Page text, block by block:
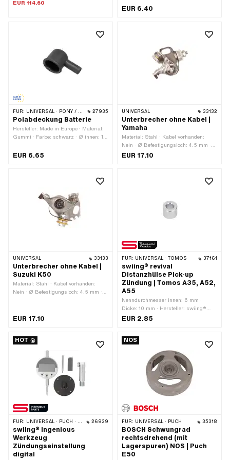
EUR 114.60
EUR 6.40
FÜR: UNIVERSAL · PONY / CILO (BETA 521 & 512) · TOMOS 27935
Polabdeckung Batterie
Hersteller: Made in Europe · Material:
Gummi · Farbe: schwarz · Ø innen: 16
mm · Tomos OEM-Nr.: 230886
EUR 6.65
UNIVERSAL 33132
Unterbrecher ohne Kabel |
Yamaha
Material: Stahl · Kabel vorhanden:
Nein · Ø Befestigungsloch: 4.5 mm ·
Ø Achse: 4 mm · Anzahl
EUR 17.10
UNIVERSAL 33133
Unterbrecher ohne Kabel |
Suzuki K50
Material: Stahl · Kabel vorhanden:
Nein · Ø Befestigungsloch: 4.5 mm ·
Anwendungsbereich: Standard
EUR 17.10
FÜR: UNIVERSAL · TOMOS 37161
swiing® revival
Distanzhülse Pick-up
Zündung | Tomos A35, A52,
A55
Nenndurchmesser innen: 6 mm ·
Dicke: 10 mm · Hersteller: swiing®
revival parts · Material: Stahl · Ø
Oberfläche: verzinkt (blau) ·
Gewindegrösse: M6 · Anzahl
Bestandteile: 1 Stk. · Tomos OEM-Nr.:
EUR 2.85
HOT
FÜR: UNIVERSAL · PUCH · SACHS · ZÜNDAPP BELMONDO · SOLEX · TOMOS · BYE BIKE 26939
swiing® ingenious
Werkzeug
Zündungseinstellung
digital
NOS
FÜR: UNIVERSAL · PUCH 35318
BOSCH Schwungrad
rechtsdrehend (mit
Lagerspuren) NOS | Puch
E50